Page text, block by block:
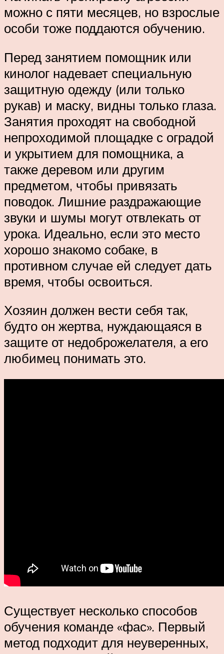
можно с пяти месяцев, но взрослые
особи тоже поддаются обучению.
Перед занятием помощник или
кинолог надевает специальную
защитную одежду (или только
рукав) и маску, видны только глаза.
Занятия проходят на свободной
непроходимой площадке с оградой
и укрытием для помощника, а
также деревом или другим
предметом, чтобы привязать
поводок. Лишние раздражающие
звуки и шумы могут отвлекать от
урока. Идеально, если это место
хорошо знакомо собаке, в
противном случае ей следует дать
время, чтобы освоиться.
Хозяин должен вести себя так,
будто он жертва, нуждающаяся в
защите от недоброжелателя, а его
любимец понимать это.
Существует несколько способов
обучения команде «фас». Первый
метод подходит для неуверенных,